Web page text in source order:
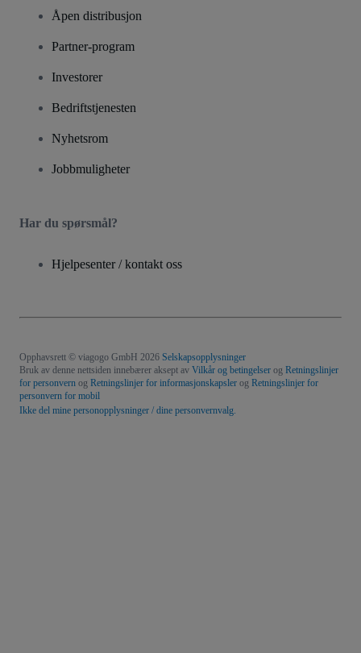
Åpen distribusjon
Partner-program
Investorer
Bedriftstjenesten
Nyhetsrom
Jobbmuligheter
Har du spørsmål?
Hjelpesenter / kontakt oss
Opphavsrett © viagogo GmbH 2026 Selskapsopplysninger
Bruk av denne nettsiden innebærer aksept av Vilkår og betingelser og Retningslinjer
for personvern og Retningslinjer for informasjonskapsler og Retningslinjer for
personvern for mobil
Ikke del mine personopplysninger / dine personvernvalg.